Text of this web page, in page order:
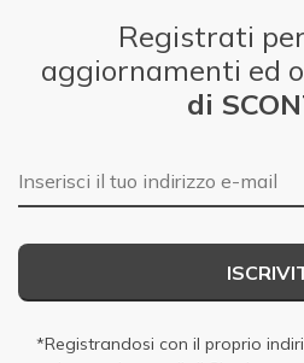
Registrati
aggiornamenti ed
di
E-mail
*Registrandosi con il proprio